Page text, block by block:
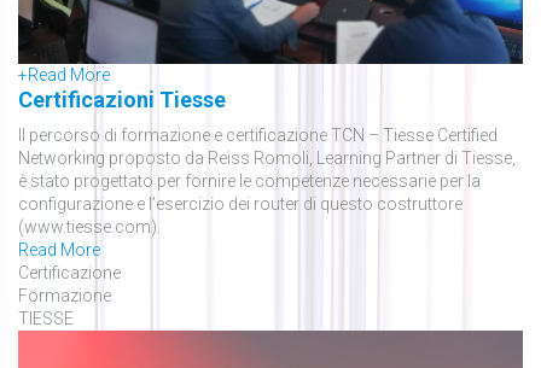
+Read More
Certificazioni Tiesse
Il percorso di formazione e certificazione TCN – Tiesse Certified
Networking proposto da Reiss Romoli, Learning Partner di Tiesse,
è stato progettato per fornire le competenze necessarie per la
configurazione e l’esercizio dei router di questo costruttore
(www.tiesse.com).
Read More
Certificazione
Formazione
TIESSE